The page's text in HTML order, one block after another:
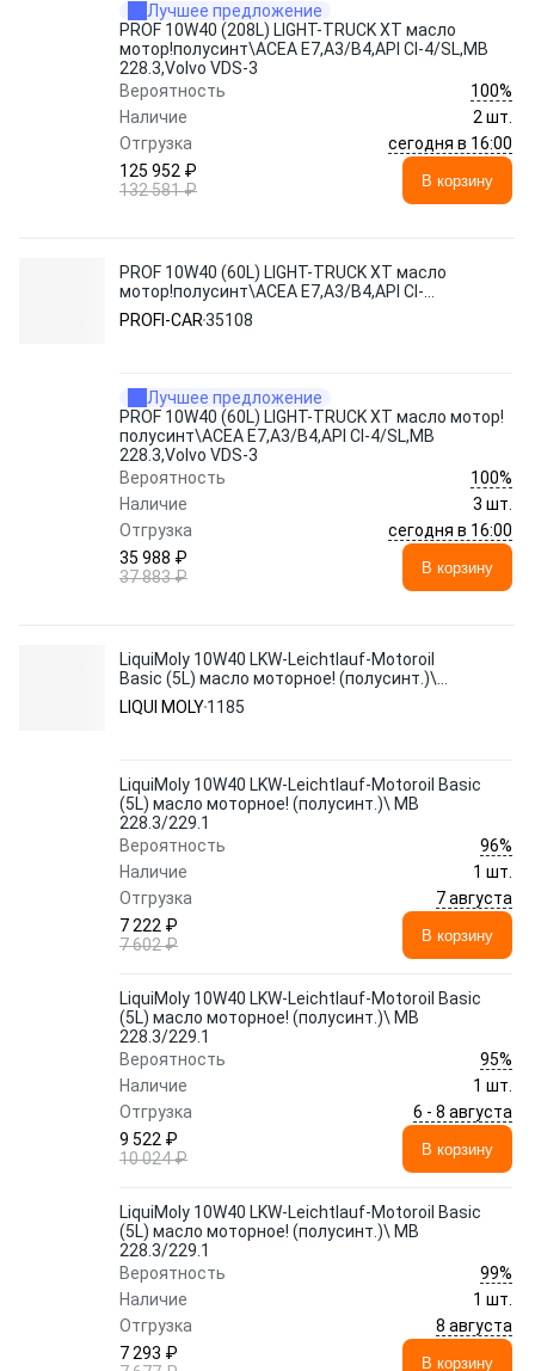
Лучшее предложение
PROF 10W40 (208L) LIGHT-TRUCK XT масло
мотор!полусинт\ACEA E7,A3/B4,API CI-4/SL,MB
228.3,Volvo VDS-3
Вероятность
100%
Наличие
2 шт.
Отгрузка
сегодня в 16:00
125 952 ₽
132 581 ₽
В корзину
PROF 10W40 (60L) LIGHT-TRUCK XT масло
мотор!полусинт\ACEA E7,A3/B4,API CI-
4/SL,MB 228.3,Volvo VDS-3
PROFI-CAR35108
Лучшее предложение
PROF 10W40 (60L) LIGHT-TRUCK XT масло мотор!
полусинт\ACEA E7,A3/B4,API CI-4/SL,MB
228.3,Volvo VDS-3
Вероятность
100%
Наличие
3 шт.
Отгрузка
сегодня в 16:00
35 988 ₽
37 883 ₽
В корзину
LiquiMoly 10W40 LKW-Leichtlauf-Motoroil
Basic (5L) масло моторное! (полусинт.)\
MB 228.3/229.1
LIQUI MOLY1185
LiquiMoly 10W40 LKW-Leichtlauf-Motoroil Basic
(5L) масло моторное! (полусинт.)\ MB
228.3/229.1
Вероятность
96%
Наличие
1 шт.
Отгрузка
7 августа
7 222 ₽
7 602 ₽
В корзину
LiquiMoly 10W40 LKW-Leichtlauf-Motoroil Basic
(5L) масло моторное! (полусинт.)\ MB
228.3/229.1
Вероятность
95%
Наличие
1 шт.
Отгрузка
6 - 8 августа
9 522 ₽
10 024 ₽
В корзину
LiquiMoly 10W40 LKW-Leichtlauf-Motoroil Basic
(5L) масло моторное! (полусинт.)\ MB
228.3/229.1
Вероятность
99%
Наличие
1 шт.
Отгрузка
8 августа
7 293 ₽
В корзину